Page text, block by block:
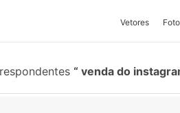
Vetores
venda do